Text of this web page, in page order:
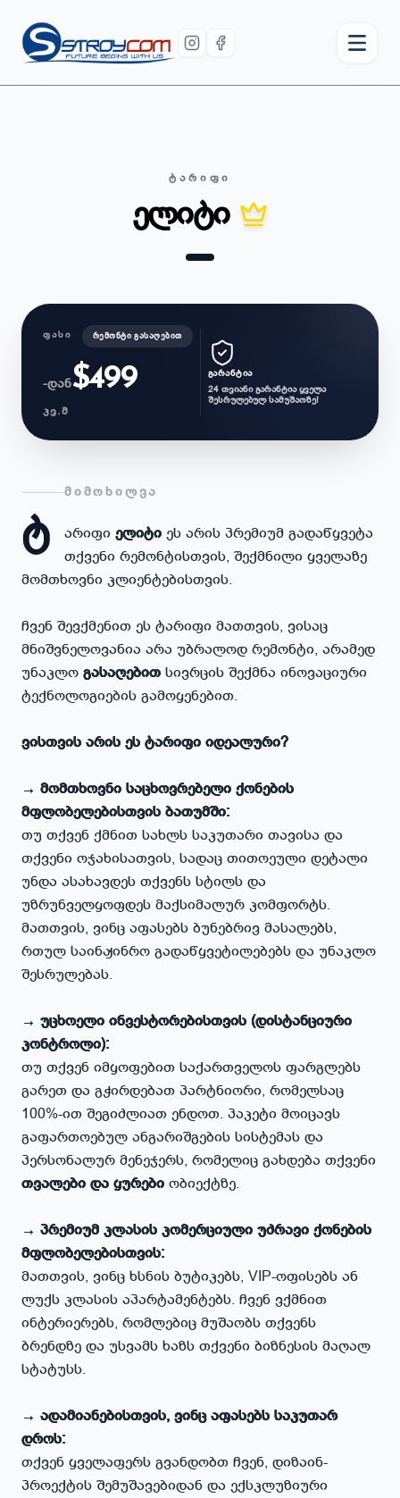
ᲢᲐᲠᲘᲤᲘ
ელიტი
ᲛᲘᲛᲝᲮᲘᲚᲕᲐ
ტ არიფი ელიტი ეს არის პრემიუმ გადაწყვეტა
თქვენი რემონტისთვის, შექმნილი ყველაზე
მომთხოვნი კლიენტებისთვის.
ჩვენ შევქმენით ეს ტარიფი მათთვის, ვისაც
მნიშვნელოვანია არა უბრალოდ რემონტი, არამედ
უნაკლო გასაღებით სივრცის შექმნა ინოვაციური
ტექნოლოგიების გამოყენებით.
ვისთვის არის ეს ტარიფი იდეალური?
→ მომთხოვნი საცხოვრებელი ქონების
მფლობელებისთვის ბათუმში:
თუ თქვენ ქმნით სახლს საკუთარი თავისა და
თქვენი ოჯახისათვის, სადაც თითოეული დეტალი
უნდა ასახავდეს თქვენს სტილს და
უზრუნველყოფდეს მაქსიმალურ კომფორტს.
მათთვის, ვინც აფასებს ბუნებრივ მასალებს,
რთულ საინჟინრო გადაწყვეტილებებს და უნაკლო
შესრულებას.
→ უცხოელი ინვესტორებისთვის (დისტანციური
კონტროლი):
თუ თქვენ იმყოფებით საქართველოს ფარგლებს
გარეთ და გჭირდებათ პარტნიორი, რომელსაც
100%-ით შეგიძლიათ ენდოთ. პაკეტი მოიცავს
გაფართოებულ ანგარიშგების სისტემას და
პერსონალურ მენეჯერს, რომელიც გახდება თქვენი
თვალები და ყურები ობიექტზე.
→ პრემიუმ კლასის კომერციული უძრავი ქონების
მფლობელებისთვის:
მათთვის, ვინც ხსნის ბუტიკებს, VIP-ოფისებს ან
ლუქს კლასის აპარტამენტებს. ჩვენ ვქმნით
ინტერიერებს, რომლებიც მუშაობს თქვენს
ბრენდზე და უსვამს ხაზს თქვენი ბიზნესის მაღალ
სტატუსს.
→ ადამიანებისთვის, ვინც აფასებს საკუთარ
თქვენ ყველაფერს გვანდობთ ჩვენ, დიზაინ-
პროექტის შემუშავებიდან და ექსკლუზიური
ᲤᲐᲡᲘ ᲠᲔᲛᲝᲜᲢᲘ ᲒᲐᲡᲐᲦᲔᲑᲘᲗ
-ᲓᲐᲜ$499
ᲙᲕ.Მ
ᲒᲐᲠᲐᲜᲢᲘᲐ
24 თვიანი გარანტია ყველა
შესრულებულ სამუშაოზე!